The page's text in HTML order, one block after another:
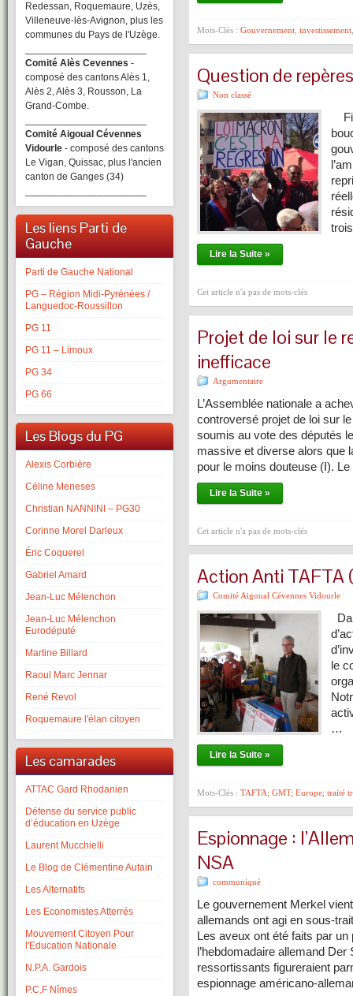
Redessan, Roquemaure, Uzès,
Villeneuve-lès-Avignon, plus les
communes du Pays de l'Uzège.
Comité Alès Cevennes -
composé des cantons Alès 1,
Alès 2, Alès 3, Rousson, La
Grand-Combe.
Comité Aigoual Cévennes
Vidourle - composé des cantons
Le Vigan, Quissac, plus l'ancien
canton de Ganges (34)
Les liens Parti de
Gauche
Parti de Gauche National
PG – Région Midi-Pyrénées /
Languedoc-Roussillon
PG 11
PG 11 – Limoux
PG 34
PG 66
Les Blogs du PG
Alexis Corbière
Céline Meneses
Christian NANNINI – PG30
Corinne Morel Darleux
Éric Coquerel
Gabriel Amard
Jean-Luc Mélenchon
Jean-Luc Mélenchon
Eurodéputé
Martine Billard
Raoul Marc Jennar
René Revol
Roquemaure l'élan citoyen
Les camarades
ATTAC Gard Rhodanien
Défense du service public
d’éducation en Uzège
Laurent Mucchielli
Le Blog de Clémentine Autain
Les Alternatifs
Les Economistes Atterrés
Mouvement Citoyen Pour
l'Education Nationale
N.P.A. Gardois
P.C.F Nîmes
Mots-Clés : Gouvernement investissement
Question de repères
Non classé
Lire la Suite »
Cet article n'a pas de mots-clés
Projet de loi sur le
inefficace
Argumentaire
L’Assemblée nationale a
controversé projet de loi sur
soumis au vote des députés
massive et diverse alors que
pour le moins douteuse (I).
Lire la Suite »
Cet article n'a pas de mots-clés
Action Anti TAFTA
Comité Aigoual Cévennes Vidourle
le
…
Lire la Suite »
Mots-Clés : TAFTA; GMT; Europe; traité
Espionnage :
NSA
communiqué
Le gouvernement Merkel
allemands ont agi en sous-
Les aveux ont été faits par un
l’hebdomadaire allemand
ressortissants figureraient
espionnage américano-